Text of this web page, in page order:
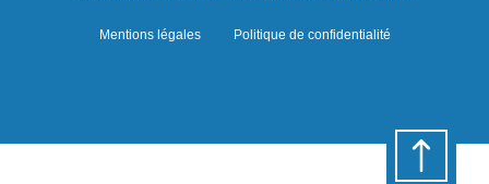
Mentions légales Politique de confidentialité